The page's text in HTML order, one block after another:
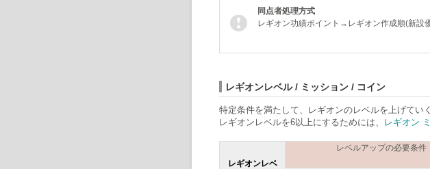
同点者処理方式
レギオン功績ポイント→レギオン作成順(新設
レギオンレベル / ミッション / コイン
特定条件を満たして、レギオンのレベルを上げてい
レギオンレベルを6以上にするためには、
レギオン
レギオンレベ
レベルアップの必要条件